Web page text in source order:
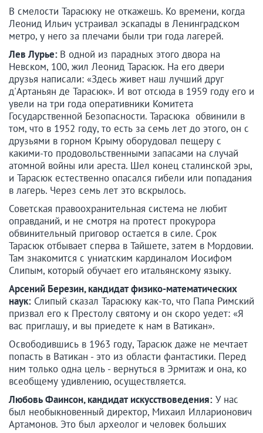
В смелости Тарасюку не откажешь. Ко времени, когда
Леонид Ильич устраивал эскапады в Ленинградском
метро, у него за плечами были три года лагерей.
Лев Лурье: В одной из парадных этого двора на
Невском, 100, жил Леонид Тарасюк. На его двери
друзья написали: «Здесь живет наш лучший друг
д'Артаньян де Тарасюк». И вот отсюда в 1959 году его и
увели на три года оперативники Комитета
Государственной Безопасности. Тарасюка обвинили в
том, что в 1952 году, то есть за семь лет до этого, он с
друзьями в горном Крыму оборудовал пещеру с
какими-то продовольственными запасами на случай
атомной войны или ареста. Шел конец сталинской эры,
и Тарасюк естественно опасался гибели или попадания
в лагерь. Через семь лет это вскрылось.
Советская правоохранительная система не любит
оправданий, и не смотря на протест прокурора
обвинительный приговор остается в силе. Срок
Тарасюк отбывает сперва в Тайшете, затем в Мордовии.
Там знакомится с униатским кардиналом Иосифом
Слипым, который обучает его итальянскому языку.
Арсений Березин, кандидат физико-математических
наук: Слипый сказал Тарасюку как-то, что Папа Римский
призвал его к Престолу святому и он скоро уедет: «Я
вас приглашу, и вы приедете к нам в Ватикан».
Освободившись в 1963 году, Тарасюк даже не мечтает
попасть в Ватикан - это из области фантастики. Перед
ним только одна цель - вернуться в Эрмитаж и она, ко
всеобщему удивлению, осуществляется.
Любовь Фаинсон, кандидат искусствоведения: У нас
был необыкновенный директор, Михаил Илларионович
Артамонов. Это был археолог и человек больших